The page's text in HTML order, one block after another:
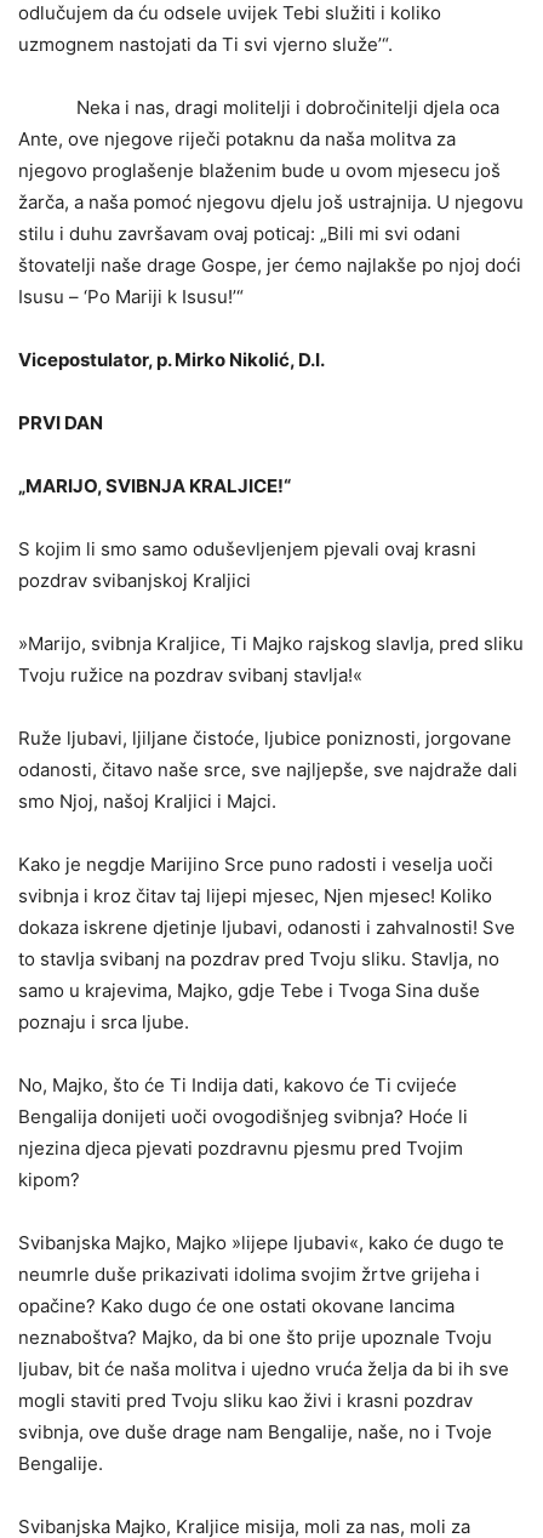
odlučujem da ću odsele uvijek Tebi služiti i koliko
uzmognem nastojati da Ti svi vjerno služe’“.
Neka i nas, dragi molitelji i dobročinitelji djela oca
Ante, ove njegove riječi potaknu da naša molitva za
njegovo proglašenje blaženim bude u ovom mjesecu još
žarča, a naša pomoć njegovu djelu još ustrajnija. U njegovu
stilu i duhu završavam ovaj poticaj: „Bili mi svi odani
štovatelji naše drage Gospe, jer ćemo najlakše po njoj doći
Isusu – ‘Po Mariji k Isusu!’“
Vicepostulator, p. Mirko Nikolić, D.I.
PRVI DAN
„MARIJO, SVIBNJA KRALJICE!“
S kojim li smo samo oduševljenjem pjevali ovaj krasni
pozdrav svibanjskoj Kraljici
»Marijo, svibnja Kraljice, Ti Majko rajskog slavlja, pred sliku
Tvoju ružice na pozdrav svibanj stavlja!«
Ruže ljubavi, ljiljane čistoće, ljubice poniznosti, jorgovane
odanosti, čitavo naše srce, sve najljepše, sve najdraže dali
smo Njoj, našoj Kraljici i Majci.
Kako je negdje Marijino Srce puno radosti i veselja uoči
svibnja i kroz čitav taj lijepi mjesec, Njen mjesec! Koliko
dokaza iskrene djetinje ljubavi, odanosti i zahvalnosti! Sve
to stavlja svibanj na pozdrav pred Tvoju sliku. Stavlja, no
samo u krajevima, Majko, gdje Tebe i Tvoga Sina duše
poznaju i srca ljube.
No, Majko, što će Ti Indija dati, kakovo će Ti cvijeće
Bengalija donijeti uoči ovogodišnjeg svibnja? Hoće li
njezina djeca pjevati pozdravnu pjesmu pred Tvojim
kipom?
Svibanjska Majko, Majko »lijepe ljubavi«, kako će dugo te
ne­umrle duše prikazivati idolima svojim žrtve grijeha i
opačine? Kako dugo će one ostati okovane lancima
neznaboštva? Majko, da bi one što prije upoznale Tvoju
ljubav, bit će naša molitva i ujedno vruća želja da bi ih sve
mogli staviti pred Tvoju sliku kao živi i krasni pozdrav
svibnja, ove duše drage nam Bengalije, naše, no i Tvoje
Bengalije.
Svibanjska Majko, Kraljice misija, moli za nas, moli za